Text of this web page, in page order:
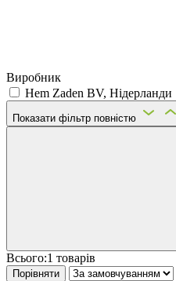
Виробник
Hem Zaden BV, Нідерланди
Показати фільтр повністю
Всього:1 товарів
Порівняти